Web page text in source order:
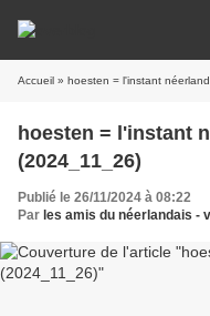
Accueil » hoesten = l'instant
hoesten = l'instant
(2024_11_26)
Publié le 26/11/2024 à 08:22
Par les amis du néerlandais -